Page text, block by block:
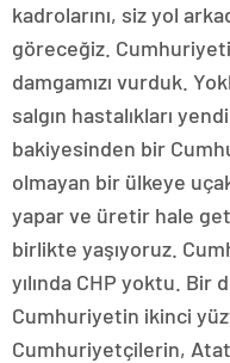
kadrolarını, siz yol
göreceğiz.
damgamızı vurduk.
salgın hastalıkları
bakiyesinden bir
olmayan bir ülkeye
yapar ve üretir hale
birlikte yaşıyoruz.
yılında CHP yoktu. Bir
Cumhuriyetin ikinci
Cumhuriyetçilerin,